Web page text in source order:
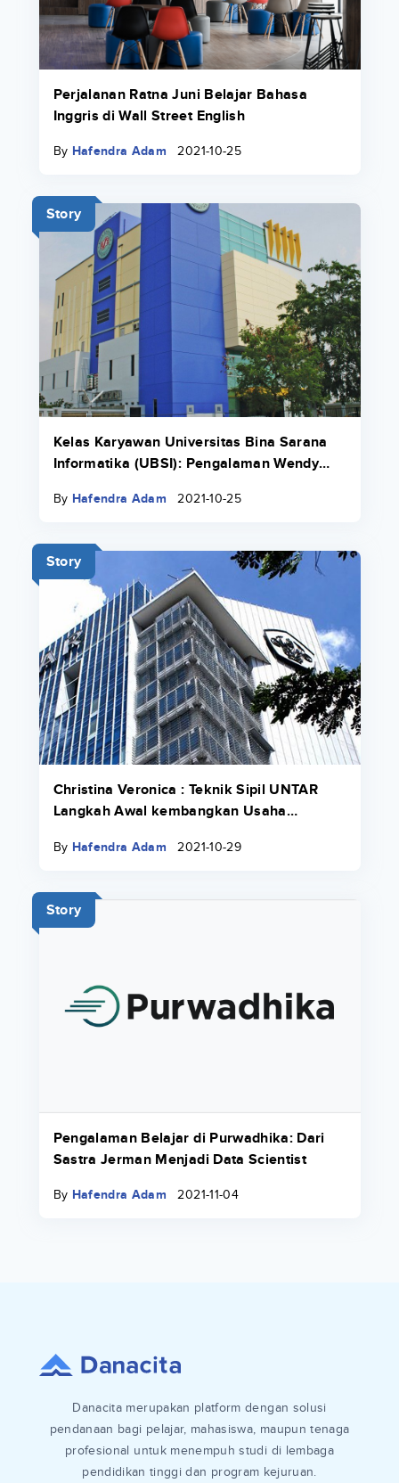
Perjalanan Ratna Juni Belajar Bahasa
Inggris di Wall Street English
By Hafendra Adam 2021-10-25
Story
Kelas Karyawan Universitas Bina Sarana
Informatika (UBSI): Pengalaman Wendy
By Hafendra Adam 2021-10-25
Story
Christina Veronica : Teknik Sipil UNTAR
Langkah Awal kembangkan Usaha
By Hafendra Adam 2021-10-29
Story
Pengalaman Belajar di Purwadhika: Dari
Sastra Jerman Menjadi Data Scientist
By Hafendra Adam 2021-11-04
Danacita merupakan platform dengan solusi
pendanaan bagi pelajar, mahasiswa, maupun tenaga
profesional untuk menempuh studi di lembaga
pendidikan tinggi dan program kejuruan.